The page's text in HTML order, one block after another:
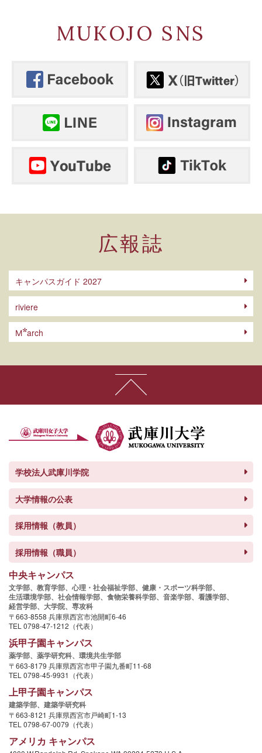
MUKOJO SNS
広報誌
キャンパスガイド 2027
riviere
M arch
学校法人武庫川学院
大学情報の公表
採用情報（教員）
採用情報（職員）
中央キャンパス
文学部、 教育学部、 心理・社会福祉学部、 健康・スポーツ科学部、
生活環境学部、 社会情報学部、 食物栄養科学部、 音楽学部、 看護学部、
経営学部、 大学院、 専攻科
〒663-8558 兵庫県西宮市池開町6-46
TEL 0798-47-1212（代表）
浜甲子園キャンパス
薬学部、 薬学研究科、 環境共生学部
〒663-8179 兵庫県西宮市甲子園九番町11-68
TEL 0798-45-9931（代表）
上甲子園キャンパス
建築学部、 建築学研究科
〒663-8121 兵庫県西宮市戸崎町1-13
TEL 0798-67-0079（代表）
アメリカ キャンパス